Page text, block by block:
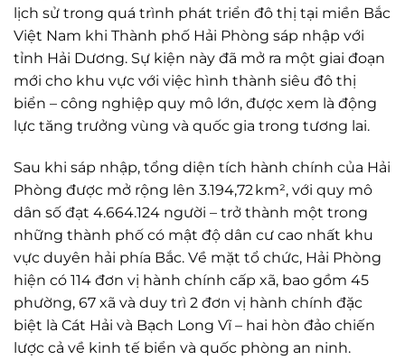
lịch sử trong quá trình phát triển đô thị tại miền Bắc
Việt Nam khi Thành phố Hải Phòng sáp nhập với
tỉnh Hải Dương. Sự kiện này đã mở ra một giai đoạn
mới cho khu vực với việc hình thành siêu đô thị
biển – công nghiệp quy mô lớn, được xem là động
lực tăng trưởng vùng và quốc gia trong tương lai.
Sau khi sáp nhập, tổng diện tích hành chính của Hải
Phòng được mở rộng lên 3.194,72 km², với quy mô
dân số đạt 4.664.124 người – trở thành một trong
những thành phố có mật độ dân cư cao nhất khu
vực duyên hải phía Bắc. Về mặt tổ chức, Hải Phòng
hiện có 114 đơn vị hành chính cấp xã, bao gồm 45
phường, 67 xã và duy trì 2 đơn vị hành chính đặc
biệt là Cát Hải và Bạch Long Vĩ – hai hòn đảo chiến
lược cả về kinh tế biển và quốc phòng an ninh.